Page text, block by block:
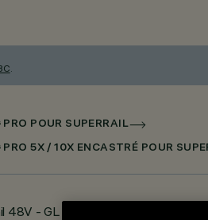
.
POUR SUPERRAIL
5X / 10X ENCASTRÉ POUR
48V - GL Pro 10 cellules